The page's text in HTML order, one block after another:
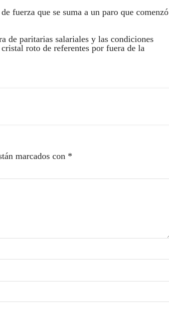
fuerza que se suma a un paro que comenzó
de paritarias salariales y las condiciones
roto de referentes por fuera de la
marcados con *